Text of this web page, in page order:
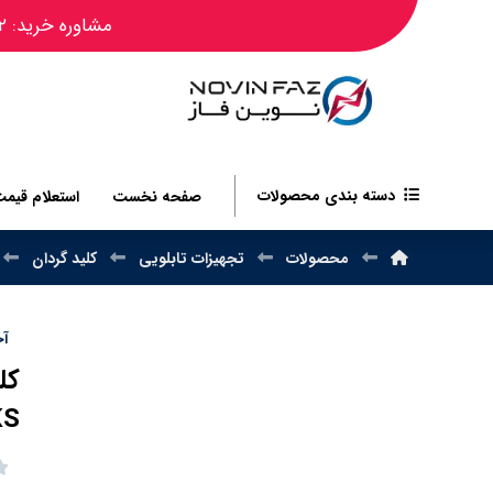
مشاوره خرید: ۰۹۱۲۴۴۵۰۴۸۲
دسته بندی محصولات صفحه نخست استعلام
محصولات تجهیزات تابلویی کلید گردان